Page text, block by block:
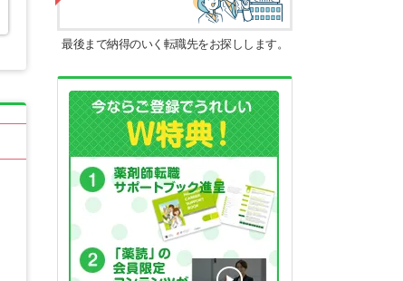
最後まで納得のいく転職先をお探しします。